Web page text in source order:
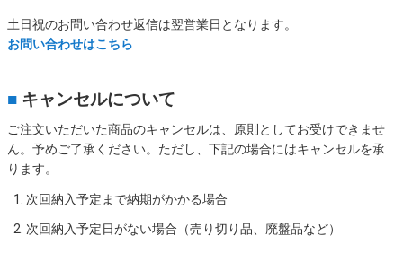
土日祝のお問い合わせ返信は翌営業日となります。
お問い合わせはこちら
■ キャンセルについて
ご注文いただいた商品のキャンセルは、原則としてお受けできませ
ん。予めご了承ください。ただし、下記の場合にはキャンセルを承
ります。
次回納入予定まで納期がかかる場合
次回納入予定日がない場合（売り切り品、廃盤品など）